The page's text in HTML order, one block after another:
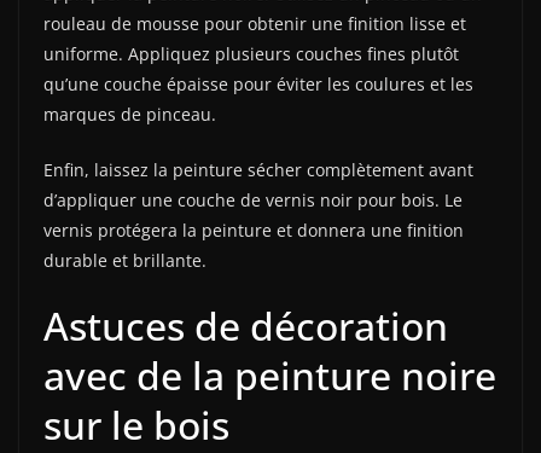
rouleau de mousse pour obtenir une finition lisse et
uniforme. Appliquez plusieurs couches fines plutôt
qu’une couche épaisse pour éviter les coulures et les
marques de pinceau.
Enfin, laissez la peinture sécher complètement avant
d’appliquer une couche de vernis noir pour bois. Le
vernis protégera la peinture et donnera une finition
durable et brillante.
Astuces de décoration
avec de la peinture noire
sur le bois